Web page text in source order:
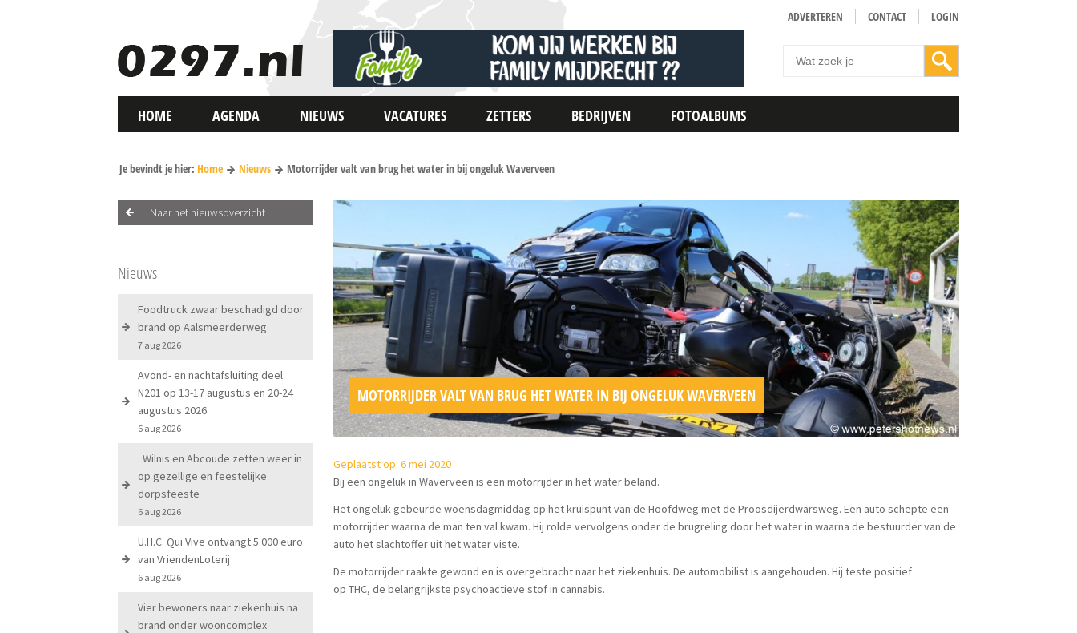
ADVERTEREN CONTACT LOGIN
HOME AGENDA NIEUWS VACATURES ZETTERS BEDRIJVEN FOTOALBUMS
Je bevindt je hier: Home Nieuws Motorrijder valt van brug het water in bij ongeluk Waverveen
Naar het nieuwsoverzicht
Nieuws
Foodtruck zwaar beschadigd door
brand op Aalsmeerderweg
7 aug 2026
Avond- en nachtafsluiting deel
N201 op 13-17 augustus en 20-24
augustus 2026
6 aug 2026
. Wilnis en Abcoude zetten weer in
op gezellige en feestelijke
dorpsfeeste
6 aug 2026
U.H.C. Qui Vive ontvangt 5.000 euro
van VriendenLoterij
6 aug 2026
Vier bewoners naar ziekenhuis na
brand onder wooncomplex
MOTORRIJDER VALT VAN BRUG HET WATER IN BIJ ONGELUK WAVERVEEN
Geplaatst op: 6 mei 2020
Bij een ongeluk in Waverveen is een motorrijder in het water beland.
Het ongeluk gebeurde woensdagmiddag op het kruispunt van de Hoofdweg met de Proosdijerdwarsweg. Een auto schepte een
motorrijder waarna de man ten val kwam. Hij rolde vervolgens onder de brugreling door het water in waarna de bestuurder van de
auto het slachtoffer uit het water viste.
De motorrijder raakte gewond en is overgebracht naar het ziekenhuis. De automobilist is aangehouden. Hij teste positief
op THC, de belangrijkste psychoactieve stof in cannabis.